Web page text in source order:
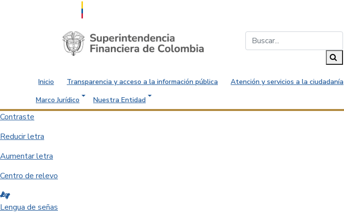
Saltar al contenido principal
Inicio Transparencia y acceso a la información pública Atención y servicios a la ciudadanía
Marco Jurídico
Nuestra Entidad
Contraste
Reducir letra
Aumentar letra
Centro de relevo
Lengua de señas